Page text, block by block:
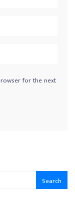
for the next
Search